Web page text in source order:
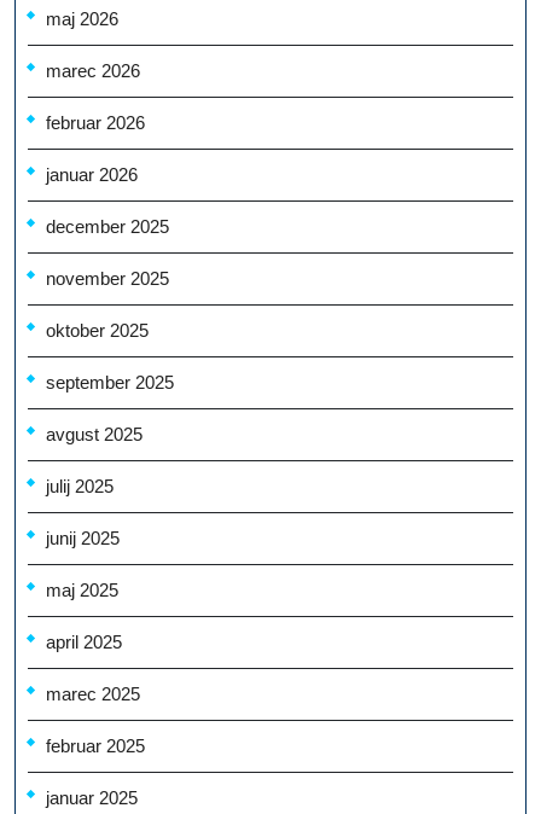
maj 2026
marec 2026
februar 2026
januar 2026
december 2025
november 2025
oktober 2025
september 2025
avgust 2025
julij 2025
junij 2025
maj 2025
april 2025
marec 2025
februar 2025
januar 2025